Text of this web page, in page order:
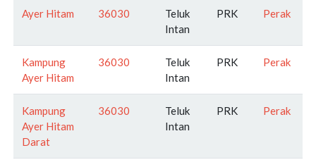
Ayer Hitam 36030
Teluk
Intan
PRK Perak
Kampung
Ayer Hitam
36030
Teluk
Intan
PRK Perak
Kampung
Ayer Hitam
Darat
36030
Teluk
Intan
PRK Perak